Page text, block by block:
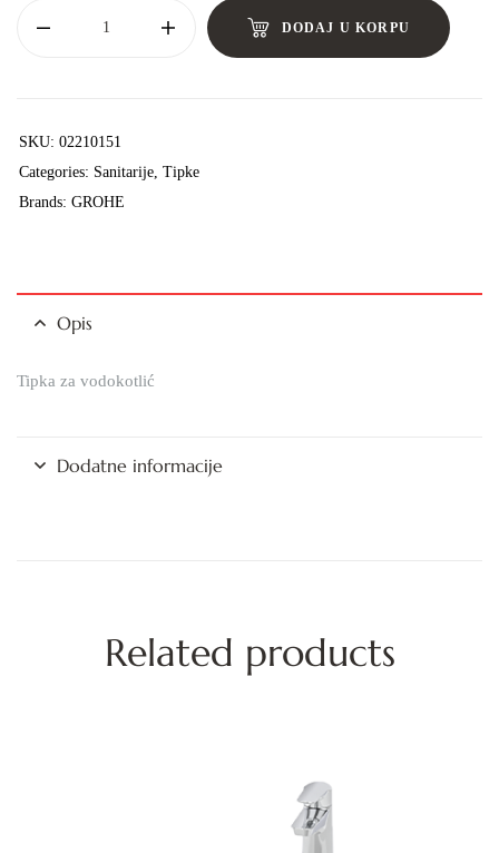
DODAJ U KORPU
SKU: 02210151
Categories: Sanitarije, Tipke
Brands: GROHE
Opis
Tipka za vodokotlić
Dodatne informacije
Related products